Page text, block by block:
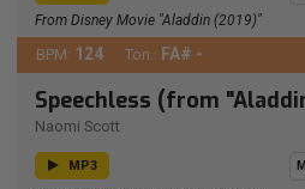
From Disney Movie "Aladdin (2019)"
BPM: 124 Ton.: FA# -
Speechless (from
Naomi Scott
MP3